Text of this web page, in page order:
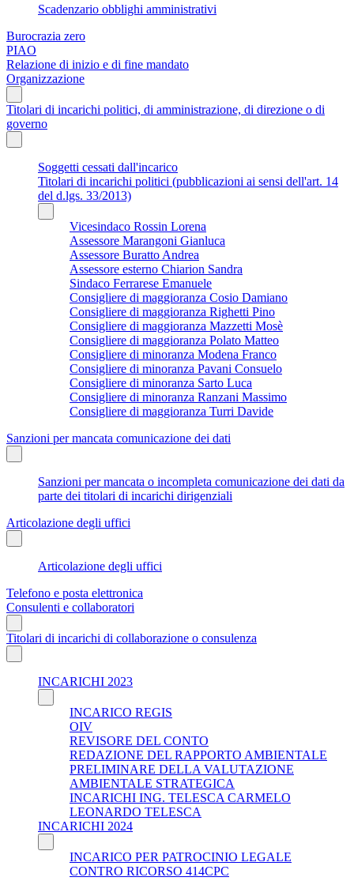
Scadenzario obblighi amministrativi
Burocrazia zero
PIAO
Relazione di inizio e di fine mandato
Organizzazione
Titolari di incarichi politici, di amministrazione, di direzione o di
governo
Soggetti cessati dall'incarico
Titolari di incarichi politici (pubblicazioni ai sensi dell'art. 14
del d.lgs. 33/2013)
Vicesindaco Rossin Lorena
Assessore Marangoni Gianluca
Assessore Buratto Andrea
Assessore esterno Chiarion Sandra
Sindaco Ferrarese Emanuele
Consigliere di maggioranza Cosio Damiano
Consigliere di maggioranza Righetti Pino
Consigliere di maggioranza Mazzetti Mosè
Consigliere di maggioranza Polato Matteo
Consigliere di minoranza Modena Franco
Consigliere di minoranza Pavani Consuelo
Consigliere di minoranza Sarto Luca
Consigliere di minoranza Ranzani Massimo
Consigliere di maggioranza Turri Davide
Sanzioni per mancata comunicazione dei dati
Sanzioni per mancata o incompleta comunicazione dei dati da
parte dei titolari di incarichi dirigenziali
Articolazione degli uffici
Articolazione degli uffici
Telefono e posta elettronica
Consulenti e collaboratori
Titolari di incarichi di collaborazione o consulenza
INCARICHI 2023
INCARICO REGIS
OIV
REVISORE DEL CONTO
REDAZIONE DEL RAPPORTO AMBIENTALE
PRELIMINARE DELLA VALUTAZIONE
AMBIENTALE STRATEGICA
INCARICHI ING. TELESCA CARMELO
LEONARDO TELESCA
INCARICHI 2024
INCARICO PER PATROCINIO LEGALE
CONTRO RICORSO 414CPC